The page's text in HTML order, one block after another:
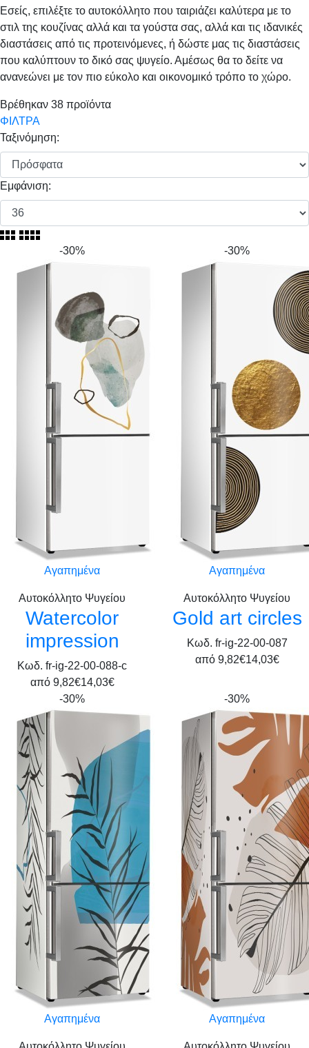
Εσείς, επιλέξτε το αυτοκόλλητο που ταιριάζει καλύτερα με το
στιλ της κουζίνας αλλά και τα γούστα σας, αλλά και τις ιδανικές
διαστάσεις από τις προτεινόμενες, ή δώστε μας τις διαστάσεις
που καλύπτουν το δικό σας ψυγείο. Αμέσως θα το δείτε να
ανανεώνει με τον πιο εύκολο και οικονομικό τρόπο το χώρο.
Βρέθηκαν 38 προϊόντα
ΦΙΛΤΡΑ
Ταξινόμηση:
Εμφάνιση:
-30%
Αγαπημένα
Αυτοκόλλητο Ψυγείου
Watercolor
impression
Κωδ. fr-ig-22-00-088-c
από 9,82€14,03€
-30%
Αγαπημένα
Αυτοκόλλητο Ψυγείου
Gold art circles
Κωδ. fr-ig-22-00-087
από 9,82€14,03€
-30%
Αγαπημένα
-30%
Αγαπημένα